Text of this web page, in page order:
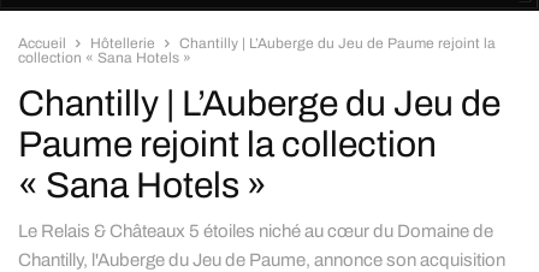
Accueil Hôtellerie
Chantilly | L’Auberge du Jeu de Paume rejoint la
collection « Sana Hotels »
Chantilly | L’Auberge du Jeu de
Paume rejoint la collection
« Sana Hotels »
Le Relais & Châteaux 5 étoiles niché au cœur du Domaine de
Chantilly, l'Auberge du Jeu de Paume, annonce son acquisition